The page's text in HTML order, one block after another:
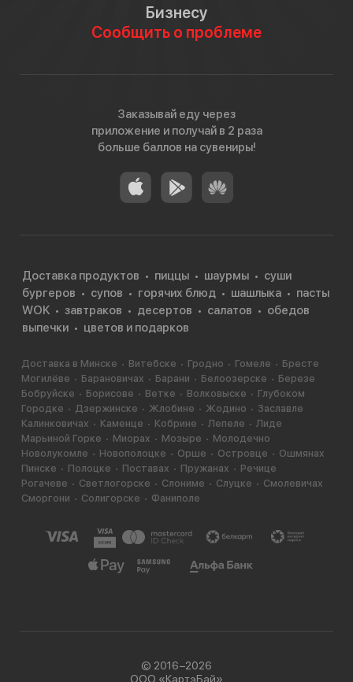
Бизнесу
Сообщить о проблеме
Заказывай еду через
приложение и получай в 2 раза
больше баллов на сувениры!
Доставка продуктов пиццы шаурмы
суши
бургеров
супов горячих блюд шашлыка
пасты
WOK
завтраков десертов салатов
обедов
выпечки
цветов и подарков
Доставка в Минске Витебске Гродно Гомеле
Бресте
Могилёве
Барановичах Барани Белоозерске
Березе
Бобруйске
Борисове Ветке Волковыске
Глубоком
Городке
Дзержинске Жлобине Жодино
Заславле
Калинковичах
Каменце Кобрине Лепеле
Лиде
Марьиной Горке
Миорах Мозыре
Молодечно
Новолукомле
Новополоцке Орше Островце
Ошмянах
Пинске
Полоцке Поставах Пружанах
Речице
Рогачеве
Светлогорске Слониме Слуцке
Смолевичах
Сморгони
Солигорске Фаниполе
© 2016−2026
ООО «КартэБай»